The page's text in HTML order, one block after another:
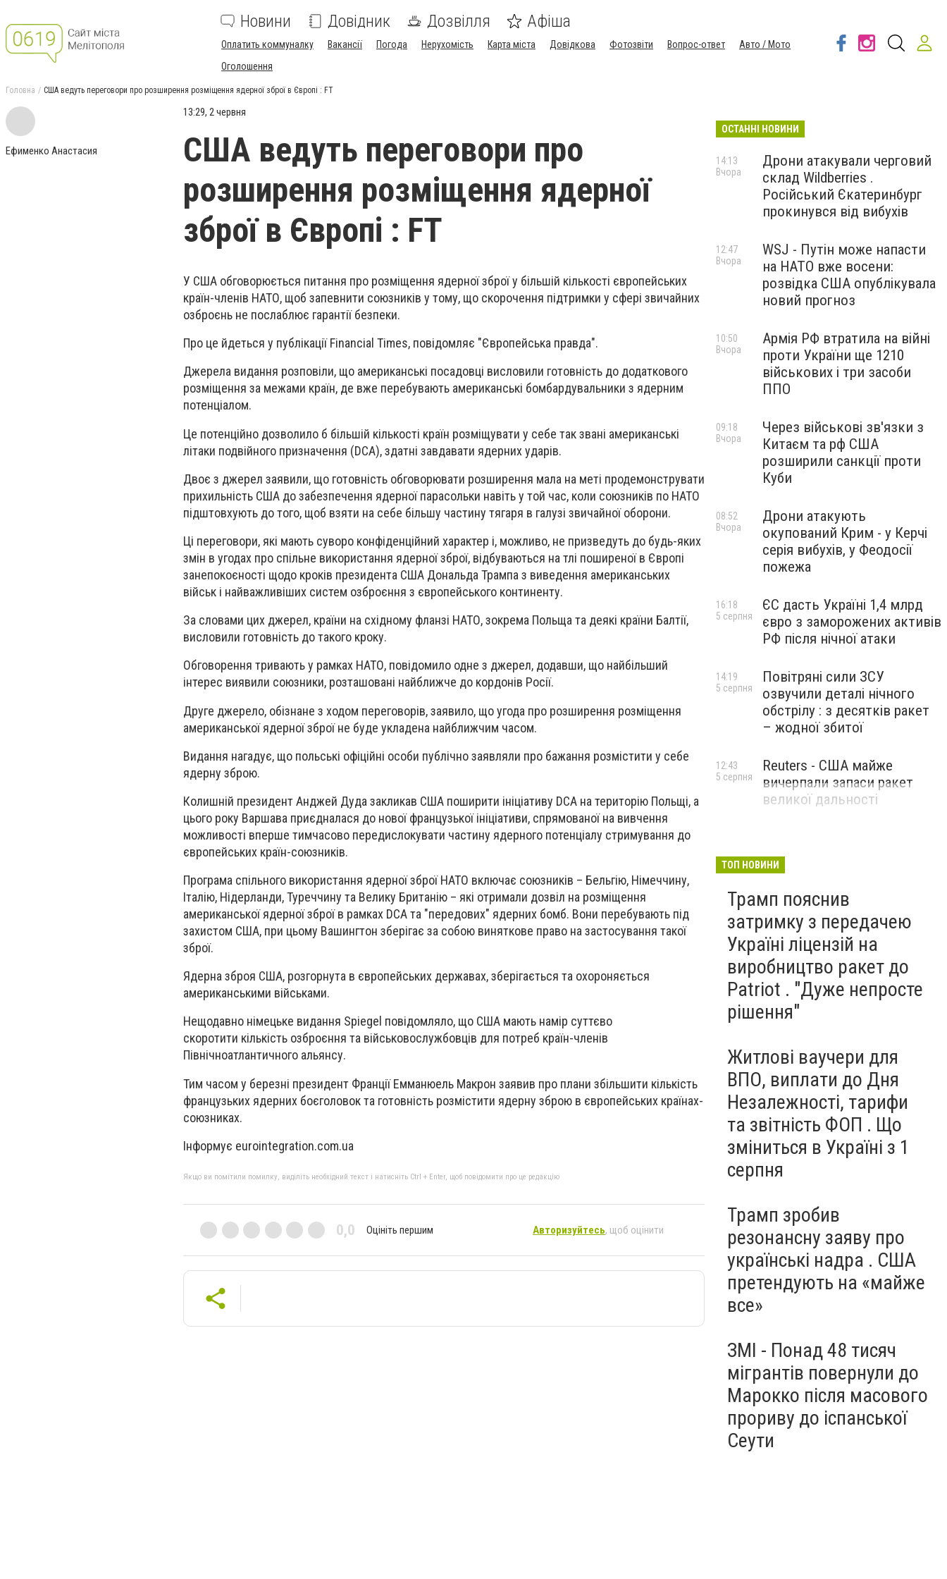
Новини Довідник Дозвілля Афіша
Оплатить коммуналку Вакансії Погода Нерухомість Карта міста Довідкова Фотозвіти Вопрос-ответ
Авто / Мото
Оголошення
Головна США ведуть переговори про розширення розміщення ядерної зброї в Європі : FT
Ефименко Анастасия
13:29, 2 червня
США ведуть переговори про
розширення розміщення ядерної
зброї в Європі : FT
У США обговорюється питання про розміщення ядерної зброї у більшій кількості європейських
країн-членів НАТО, щоб запевнити союзників у тому, що скорочення підтримки у сфері звичайних
озброєнь не послаблює гарантії безпеки.
Про це йдеться у публікації Financial Times, повідомляє "Європейська правда".
Джерела видання розповіли, що американські посадовці висловили готовність до додаткового
розміщення за межами країн, де вже перебувають американські бомбардувальники з ядерним
потенціалом.
Це потенційно дозволило б більшій кількості країн розміщувати у себе так звані американські
літаки подвійного призначення (DCA), здатні завдавати ядерних ударів.
Двоє з джерел заявили, що готовність обговорювати розширення мала на меті продемонструвати
прихильність США до забезпечення ядерної парасольки навіть у той час, коли союзників по НАТО
підштовхують до того, щоб взяти на себе більшу частину тягаря в галузі звичайної оборони.
Ці переговори, які мають суворо конфіденційний характер і, можливо, не призведуть до будь-яких
змін в угодах про спільне використання ядерної зброї, відбуваються на тлі поширеної в Європі
занепокоєності щодо кроків президента США Дональда Трампа з виведення американських
військ і найважливіших систем озброєння з європейського континенту.
За словами цих джерел, країни на східному фланзі НАТО, зокрема Польща та деякі країни Балтії,
висловили готовність до такого кроку.
Обговорення тривають у рамках НАТО, повідомило одне з джерел, додавши, що найбільший
інтерес виявили союзники, розташовані найближче до кордонів Росії.
Друге джерело, обізнане з ходом переговорів, заявило, що угода про розширення розміщення
американської ядерної зброї не буде укладена найближчим часом.
Видання нагадує, що польські офіційні особи публічно заявляли про бажання розмістити у себе
ядерну зброю.
Колишній президент Анджей Дуда закликав США поширити ініціативу DCA на територію Польщі, а
цього року Варшава приєдналася до нової французької ініціативи, спрямованої на вивчення
можливості вперше тимчасово передислокувати частину ядерного потенціалу стримування до
європейських країн-союзників.
Програма спільного використання ядерної зброї НАТО включає союзників – Бельгію, Німеччину,
Італію, Нідерланди, Туреччину та Велику Британію – які отримали дозвіл на розміщення
американської ядерної зброї в рамках DCA та "передових" ядерних бомб. Вони перебувають під
захистом США, при цьому Вашингтон зберігає за собою виняткове право на застосування такої
зброї.
Ядерна зброя США, розгорнута в європейських державах, зберігається та охороняється
американськими військами.
Нещодавно німецьке видання Spiegel повідомляло, що США мають намір суттєво
скоротити кількість озброєння та військовослужбовців для потреб країн-членів
Північноатлантичного альянсу.
Тим часом у березні президент Франції Емманюель Макрон заявив про плани збільшити кількість
французьких ядерних боєголовок та готовність розмістити ядерну зброю в європейських країнах-
союзниках.
Інформує eurointegration.com.ua
Якщо ви помітили помилку, виділіть необхідний текст і натисніть Ctrl + Enter, щоб повідомити про це редакцію
0,0 Оцініть першим Авторизуйтесь, щоб оцінити
ОСТАННІ НОВИНИ
Дрони атакували черговий
склад Wildberries .
Російський Єкатеринбург
прокинувся від вибухів
14:13
Вчора
WSJ - Путін може напасти
на НАТО вже восени:
розвідка США опублікувала
новий прогноз
12:47
Вчора
Армія РФ втратила на війні
проти України ще 1210
військових і три засоби
ППО
10:50
Вчора
Через військові зв'язки з
Китаєм та рф США
розширили санкції проти
Куби
09:18
Вчора
Дрони атакують
окупований Крим - у Керчі
серія вибухів, у Феодосії
пожежа
08:52
Вчора
ЄС дасть Україні 1,4 млрд
євро з заморожених активів
РФ після нічної атаки
16:18
5 серпня
Повітряні сили ЗСУ
озвучили деталі нічного
обстрілу : з десятків ракет
– жодної збитої
14:19
5 серпня
Reuters - США майже
вичерпали запаси ракет
великої дальності
12:43
5 серпня
ТОП НОВИНИ
Трамп пояснив
затримку з передачею
Україні ліцензій на
виробництво ракет до
Patriot . "Дуже непросте
рішення"
Житлові ваучери для
ВПО, виплати до Дня
Незалежності, тарифи
та звітність ФОП . Що
зміниться в Україні з 1
серпня
Трамп зробив
резонансну заяву про
українські надра . США
претендують на «майже
все»
ЗМІ - Понад 48 тисяч
мігрантів повернули до
Марокко після масового
прориву до іспанської
Сеути